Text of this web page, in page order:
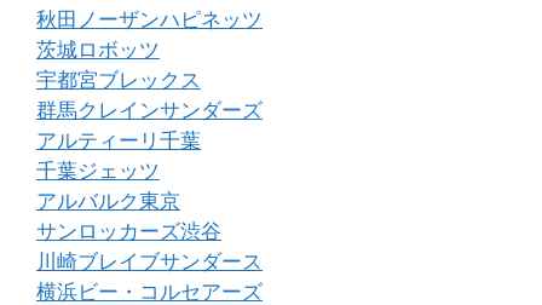
秋田ノーザンハピネッツ
茨城ロボッツ
宇都宮ブレックス
群馬クレインサンダーズ
アルティーリ千葉
千葉ジェッツ
アルバルク東京
サンロッカーズ渋谷
川崎ブレイブサンダース
横浜ビー・コルセアーズ